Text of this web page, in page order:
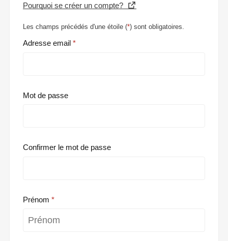
Pourquoi se créer un compte?
Les champs précédés d'une étoile (*) sont obligatoires.
Adresse email
Mot de passe
Confirmer le mot de passe
Prénom